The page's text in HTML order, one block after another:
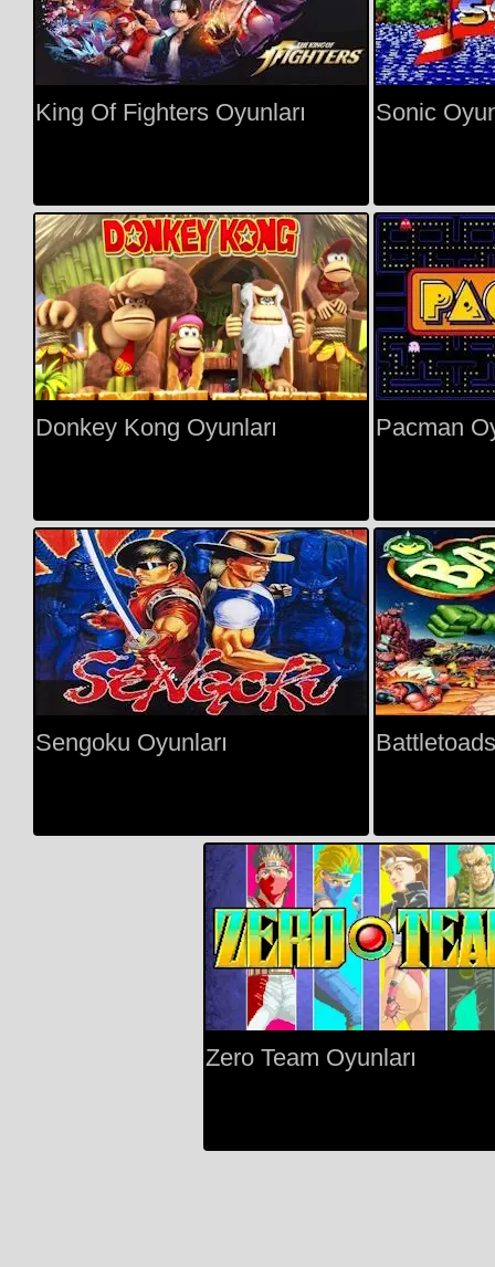
King Of Fighters Oyunları Sonic
Donkey Kong Oyunları Pacman
Sengoku Oyunları
Zero Team Oyunları